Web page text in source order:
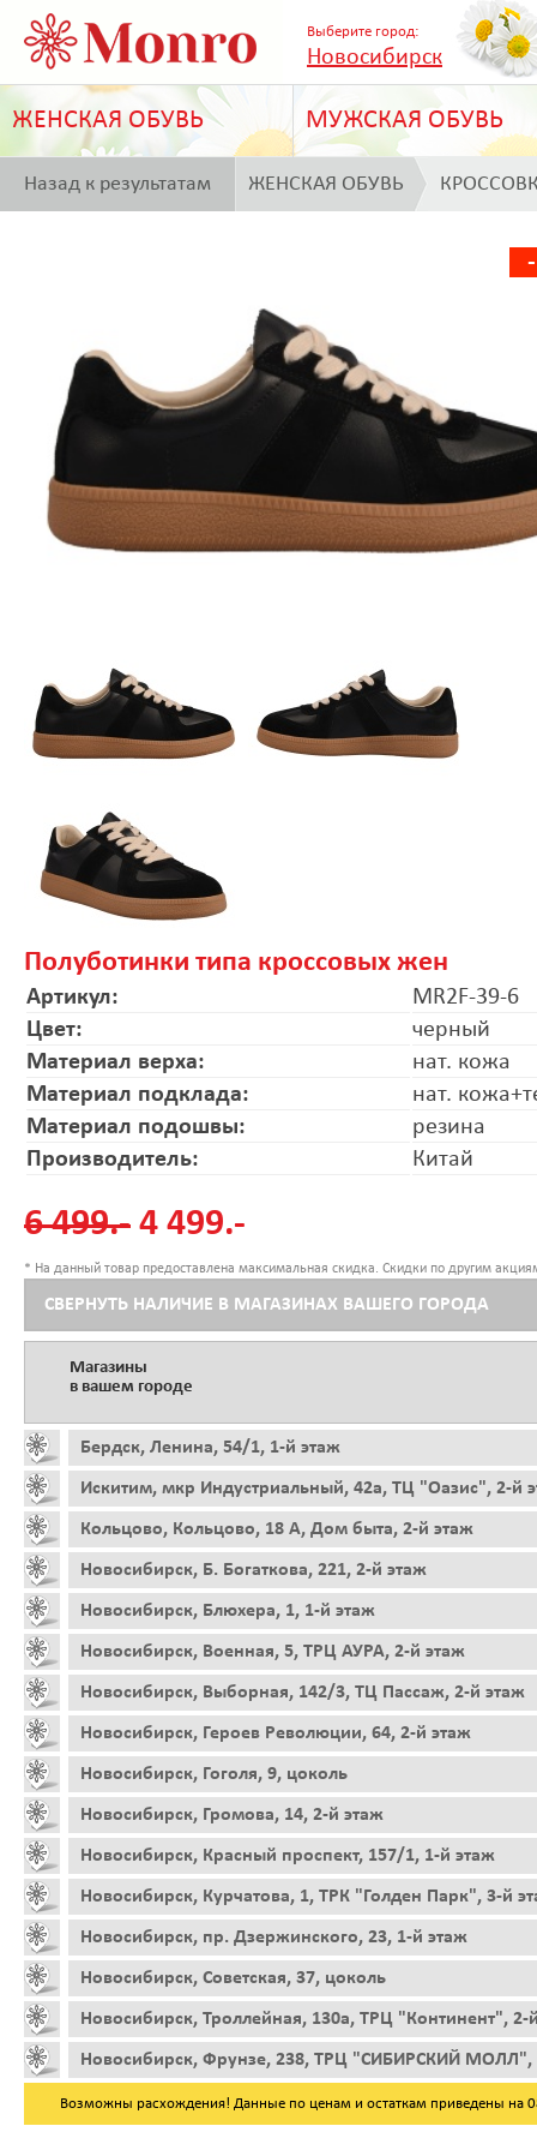
Выберите город:
Новосибирск
ЖЕНСКАЯ ОБУВЬ МУЖСКАЯ ОБУВЬ
Назад к результатам ЖЕНСКАЯ ОБУВЬ
Полуботинки типа кроссовых жен
Артикул:
MR2F-39-6
Цвет:
черный
Материал верха:
нат. кожа
Материал подклада:
нат.
Материал подошвы:
резина
Производитель:
Китай
6 499.- 4 499.-
* На данный товар предоставлена максимальная скидка. Скидки по другим
СВЕРНУТЬ НАЛИЧИЕ В МАГАЗИНАХ ВАШЕГО ГОРОДА
Магазины
в вашем городе
Бердск, Ленина, 54/1, 1-й этаж
Искитим, мкр Индустриальный, 42а, ТЦ "Оазис", 2-й
Кольцово, Кольцово, 18 А, Дом быта, 2-й этаж
Новосибирск, Б. Богаткова, 221, 2-й этаж
Новосибирск, Блюхера, 1, 1-й этаж
Новосибирск, Военная, 5, ТРЦ АУРА, 2-й этаж
Новосибирск, Выборная, 142/3, ТЦ Пассаж, 2-й этаж
Новосибирск, Героев Революции, 64, 2-й этаж
Новосибирск, Гоголя, 9, цоколь
Новосибирск, Громова, 14, 2-й этаж
Новосибирск, Красный проспект, 157/1, 1-й этаж
Новосибирск, Курчатова, 1, ТРК "Голден Парк", 3-й
Новосибирск, пр. Дзержинского, 23, 1-й этаж
Новосибирск, Советская, 37, цоколь
Новосибирск, Троллейная, 130а, ТРЦ "Континент", 2-
Новосибирск, Фрунзе, 238, ТРЦ "СИБИРСКИЙ МОЛЛ",
Возможны расхождения! Данные по ценам и остаткам приведены на